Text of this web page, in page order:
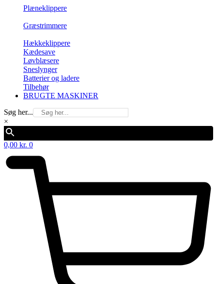
Plæneklippere
Græstrimmere
Hækkeklippere
Kædesave
Løvblæsere
Sneslynger
Batterier og ladere
Tilbehør
BRUGTE MASKINER
Søg her...
×
0,00 kr. 0